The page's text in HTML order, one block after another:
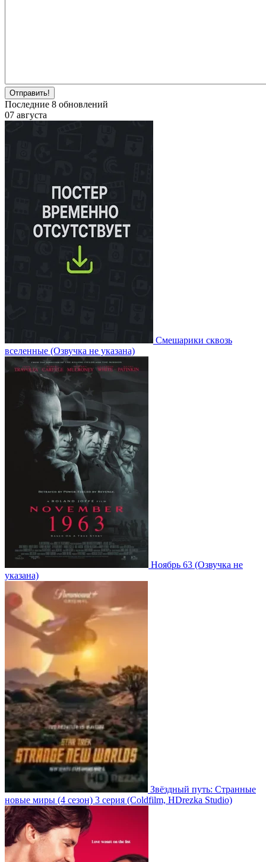
Отправить!
Последние 8 обновлений
07 августа
Смешарики сквозь
вселенные (Озвучка не указана)
Ноябрь 63 (Озвучка не
указана)
Звёздный путь: Странные
новые миры (4 сезон) 3 серия (Coldfilm, HDrezka Studio)